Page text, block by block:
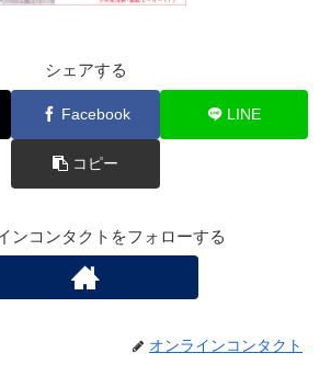
シェアする
Facebook LINE
コピー
ンコンタクトをフォローする
オンラインコンタクト